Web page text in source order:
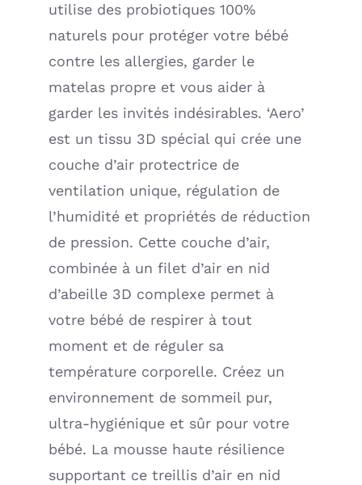
utilise des probiotiques 100%
naturels pour protéger votre bébé
contre les allergies, garder le
matelas propre et vous aider à
garder les invités indésirables. ‘Aero’
est un tissu 3D spécial qui crée une
couche d’air protectrice de
ventilation unique, régulation de
l’humidité et propriétés de réduction
de pression. Cette couche d’air,
combinée à un filet d’air en nid
d’abeille 3D complexe permet à
votre bébé de respirer à tout
moment et de réguler sa
température corporelle. Créez un
environnement de sommeil pur,
ultra-hygiénique et sûr pour votre
bébé. La mousse haute résilience
supportant ce treillis d’air en nid